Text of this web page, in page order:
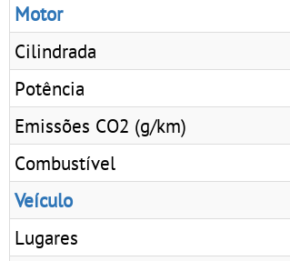
Motor
Cilindrada
Potência
Emissões CO2 (g/km)
Combustível
Veículo
Lugares